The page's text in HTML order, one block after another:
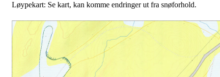
Løypekart: Se kart, kan komme endringer ut fra snøforhold.